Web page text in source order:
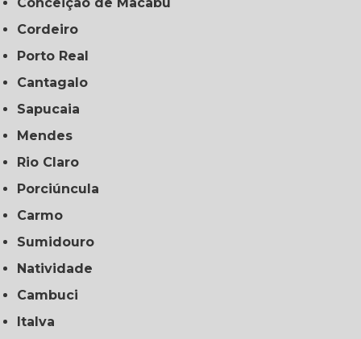
Cordeiro
Porto Real
Cantagalo
Sapucaia
Mendes
Rio Claro
Porciúncula
Carmo
Sumidouro
Natividade
Cambuci
Italva